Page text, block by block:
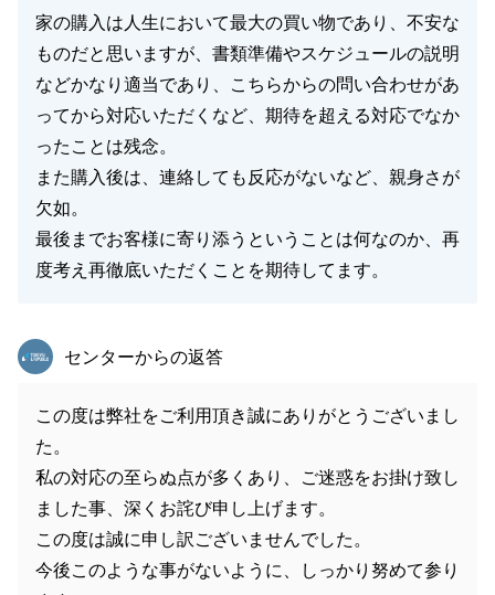
家の購入は人生において最大の買い物であり、不安な
ものだと思いますが、書類準備やスケジュールの説明
などかなり適当であり、こちらからの問い合わせがあ
ってから対応いただくなど、期待を超える対応でなか
ったことは残念。
また購入後は、連絡しても反応がないなど、親身さが
欠如。
最後までお客様に寄り添うということは何なのか、再
度考え再徹底いただくことを期待してます。
東急リバブル
センターからの返答
この度は弊社をご利用頂き誠にありがとうございまし
た。
私の対応の至らぬ点が多くあり、ご迷惑をお掛け致し
ました事、深くお詫び申し上げます。
この度は誠に申し訳ございませんでした。
今後このような事がないように、しっかり努めて参り